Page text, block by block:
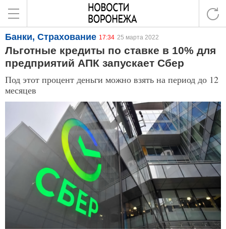
Банки, Страхование 17:34 25 марта 2022
Льготные кредиты по ставке в 10% для
предприятий АПК запускает Сбер
Под этот процент деньги можно взять на период до 12
месяцев